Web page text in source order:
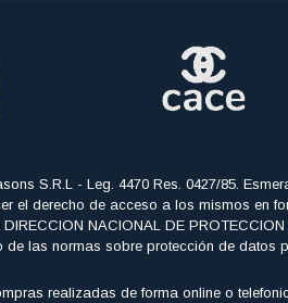
S.R.L - Leg. 4470 Res. 0427/85.
el derecho de acceso a los mismos en
NACIONAL DE
las normas sobre protección de datos
realizadas de forma online o